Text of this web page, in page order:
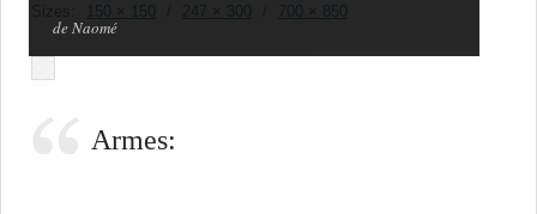
150 × 150 247 × 300 700 × 850
de Naomé
Armes: